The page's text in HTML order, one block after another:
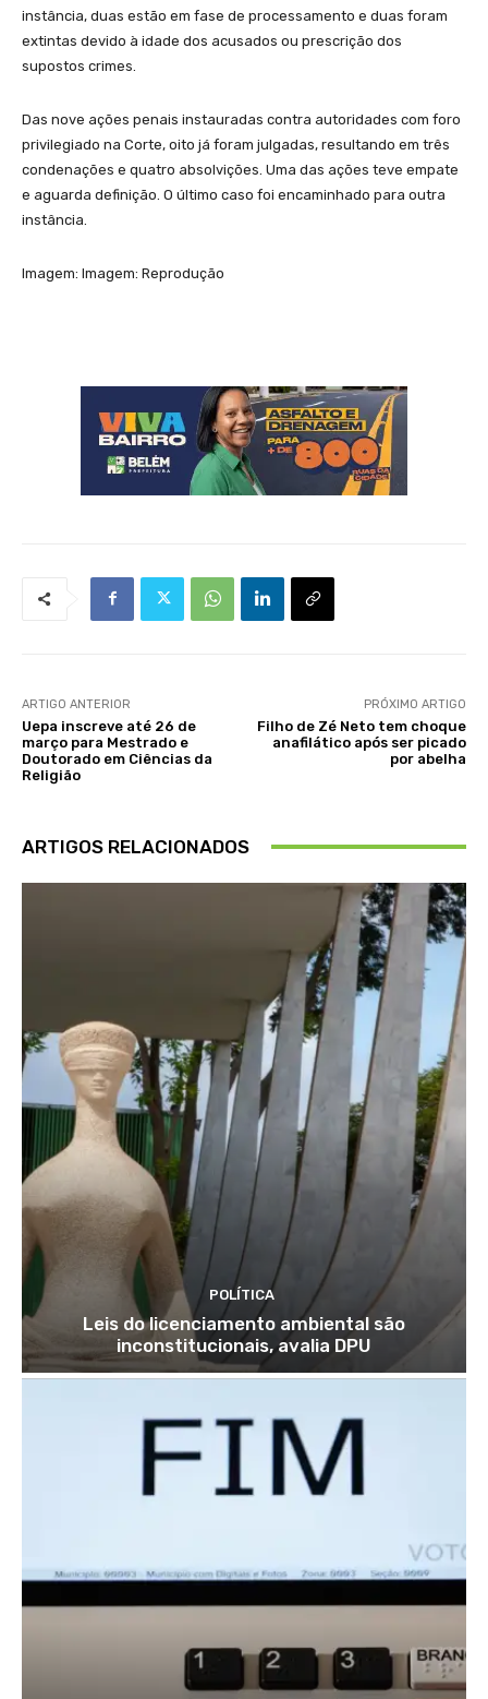
instância, duas estão em fase de processamento e duas foram
extintas devido à idade dos acusados ou prescrição dos
supostos crimes.
Das nove ações penais instauradas contra autoridades com foro
privilegiado na Corte, oito já foram julgadas, resultando em três
condenações e quatro absolvições. Uma das ações teve empate
e aguarda definição. O último caso foi encaminhado para outra
instância.
Imagem: Imagem: Reprodução
ARTIGO ANTERIOR
Uepa inscreve até 26 de
março para Mestrado e
Doutorado em Ciências da
Religião
PRÓXIMO ARTIGO
Filho de Zé Neto tem choque
anafilático após ser picado
por abelha
ARTIGOS RELACIONADOS
POLÍTICA
Leis do licenciamento ambiental são
inconstitucionais, avalia DPU